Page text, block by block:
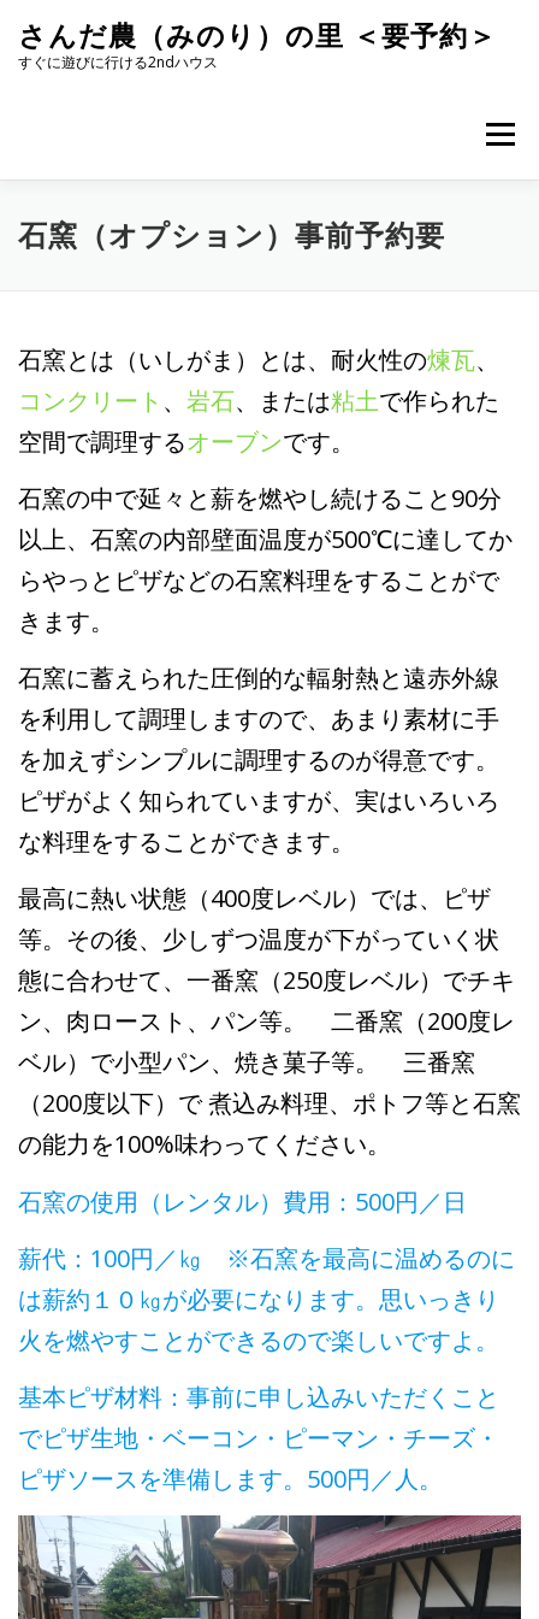
キ
さんだ農（みのり）の里 ＜要予約＞
すぐに遊びに行ける2ndハウス
メニュー
石窯（オプション）事前予約要
石窯とは（いしがま）とは、耐火性の煉瓦、
コンクリート 、 岩石、または粘土で作られた
空間で調理するオーブンです。
石窯の中で延々と薪を燃やし続けること90分
以上、石窯の内部壁面温度が500℃に達してか
らやっとピザなどの石窯料理をすることがで
きます。
石窯に蓄えられた圧倒的な輻射熱と遠赤外線
を利用して調理しますので、あまり素材に手
を加えずシンプルに調理するのが得意です。
ピザがよく知られていますが、実はいろいろ
な料理をすることができます。
最高に熱い状態（400度レベル）では、ピザ
等。その後、少しずつ温度が下がっていく状
態に合わせて、一番窯（250度レベル）でチキ
ン、肉ロースト、パン等。 二番窯（200度レ
ベル）で小型パン、焼き菓子等。 三番窯
（200度以下）で 煮込み料理、ポトフ等と石窯
の能力を100%味わってください。
石窯の使用（レンタル）費用：500円／日
薪代：100円／㎏ ※石窯を最高に温めるのに
は薪約１０㎏が必要になります。思いっきり
火を燃やすことができるので楽しいですよ。
基本ピザ材料：事前に申し込みいただくこと
でピザ生地・ベーコン・ピーマン・チーズ・
ピザソースを準備します。500円／人。